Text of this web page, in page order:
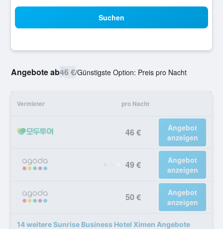
Suchen
Angebote ab46 €/Günstigste Option: Preis pro Nacht
Vermieter pro Nacht
46 €
Angebot
anzeigen
49 €
Angebot
anzeigen
50 €
Angebot
anzeigen
14 weitere Sunrise Business Hotel Ximen Angebote